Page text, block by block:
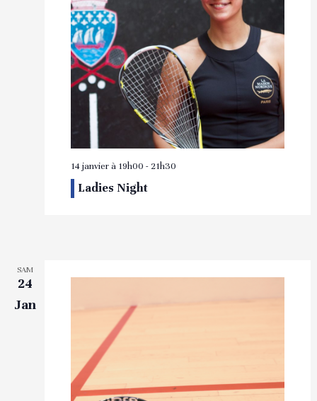
14 janvier à 19h00 - 21h30
Ladies Night
SAM
24
Jan